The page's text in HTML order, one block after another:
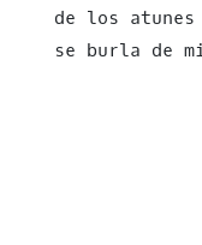
de los atunes
se burla de